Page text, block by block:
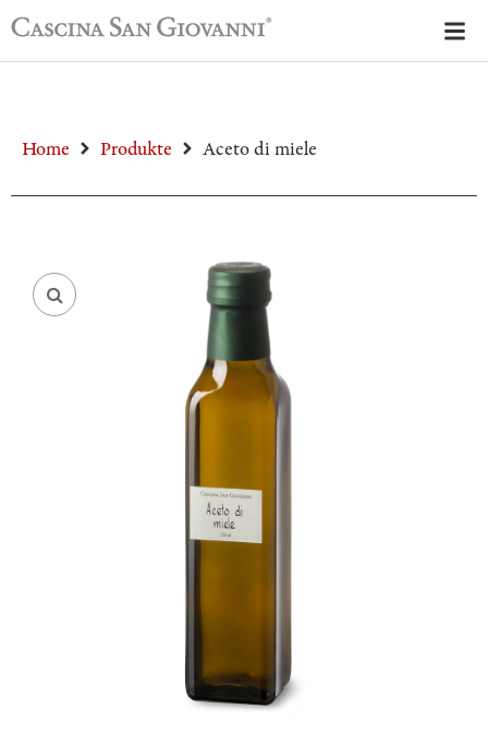
Home Produkte Aceto di miele